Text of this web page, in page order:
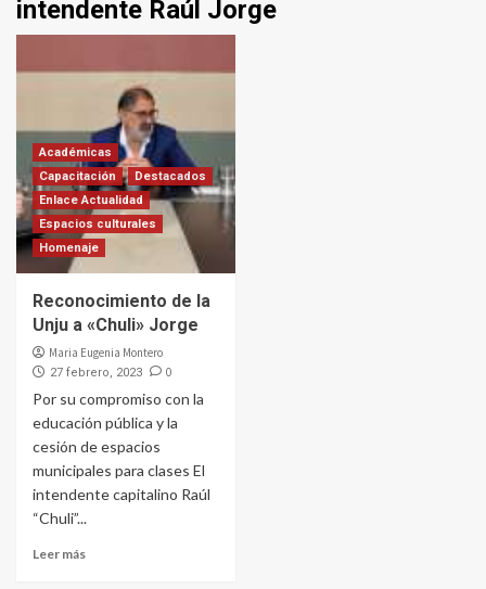
intendente Raúl Jorge
Académicas
Capacitación
Destacados
Enlace Actualidad
Espacios culturales
Homenaje
Reconocimiento de la
Unju a «Chuli» Jorge
Maria Eugenia Montero
27 febrero, 2023 0
Por su compromiso con la
educación pública y la
cesión de espacios
municipales para clases El
intendente capitalino Raúl
“Chuli”...
Leer más